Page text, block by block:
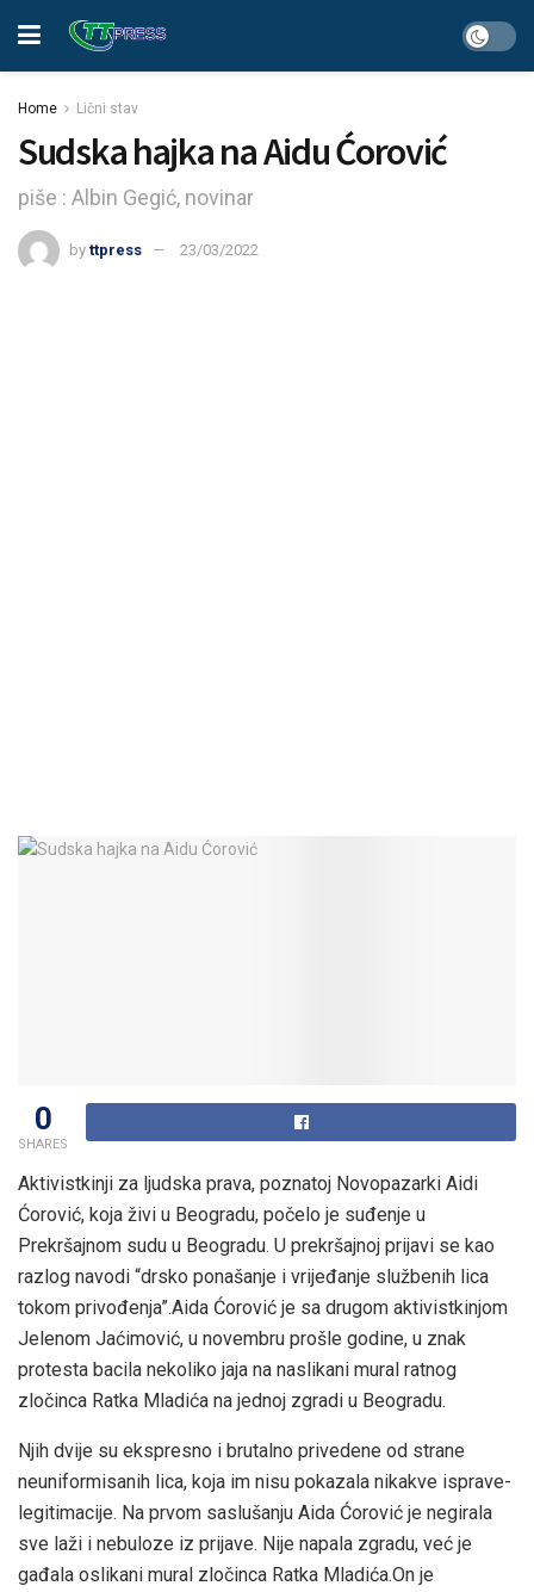
Home Lični stav
Sudska hajka na Aidu Ćorović
piše : Albin Gegić, novinar
by ttpress 23/03/2022
0
SHARES
Aktivistkinji za ljudska prava, poznatoj Novopazarki Aidi
Ćorović, koja živi u Beogradu, počelo je suđenje u
Prekršajnom sudu u Beogradu. U prekršajnoj prijavi se kao
razlog navodi “drsko ponašanje i vrijeđanje službenih lica
tokom privođenja”.Aida Ćorović je sa drugom aktivistkinjom
Jelenom Jaćimović, u novembru prošle godine, u znak
protesta bacila nekoliko jaja na naslikani mural ratnog
zločinca Ratka Mladića na jednoj zgradi u Beogradu.
Njih dvije su ekspresno i brutalno privedene od strane
neuniformisanih lica, koja im nisu pokazala nikakve isprave-
legitimacije. Na prvom saslušanju Aida Ćorović je negirala
sve laži i nebuloze iz prijave. Nije napala zgradu, već je
gađala oslikani mural zločinca Ratka Mladića.On je